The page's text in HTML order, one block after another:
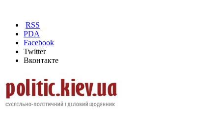
RSS
PDA
Facebook
Twitter
Вконтакте